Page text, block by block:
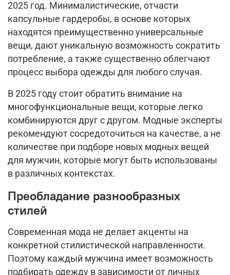
2025 год. Минималистические, отчасти
капсульные гардеробы, в основе которых
находятся преимущественно универсальные
вещи, дают уникальную возможность сократить
потребление, а также существенно облегчают
процесс выбора одежды для любого случая.
В 2025 году стоит обратить внимание на
многофункциональные вещи, которые легко
комбинируются друг с другом. Модные эксперты
рекомендуют сосредоточиться на качестве, а не
количестве при подборе новых модных вещей
для мужчин, которые могут быть использованы
в различных контекстах.
Преобладание разнообразных
стилей
Современная мода не делает акценты на
конкретной стилистической направленности.
Поэтому каждый мужчина имеет возможность
подбирать одежду в зависимости от личных